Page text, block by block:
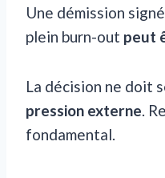
Une démission
plein burn-out peut
La décision ne doit
pression externe.
fondamental.